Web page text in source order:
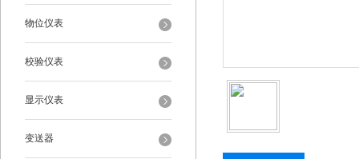
物位仪表
校验仪表
显示仪表
变送器